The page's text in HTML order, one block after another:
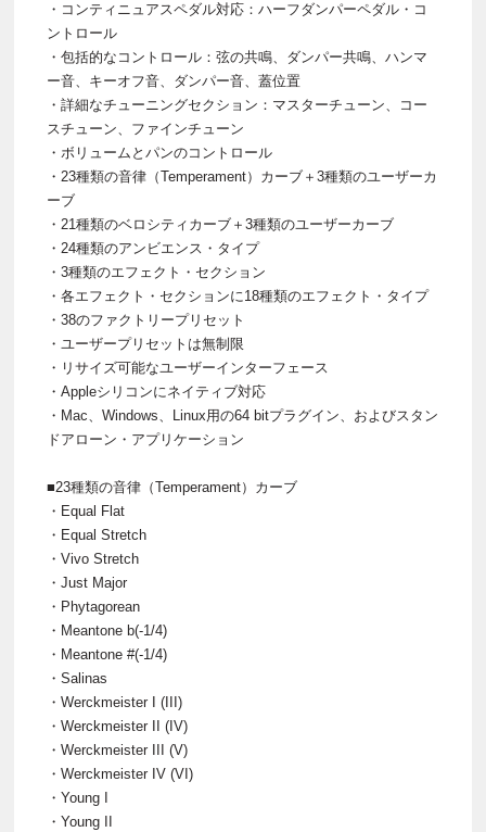
・コンティニュアスペダル対応：ハーフダンパーペダル・コ
ントロール
・包括的なコントロール：弦の共鳴、ダンパー共鳴、ハンマ
ー音、キーオフ音、ダンパー音、蓋位置
・詳細なチューニングセクション：マスターチューン、コー
スチューン、ファインチューン
・ボリュームとパンのコントロール
・23種類の音律（Temperament）カーブ＋3種類のユーザーカ
ーブ
・21種類のベロシティカーブ＋3種類のユーザーカーブ
・24種類のアンビエンス・タイプ
・3種類のエフェクト・セクション
・各エフェクト・セクションに18種類のエフェクト・タイプ
・38のファクトリープリセット
・ユーザープリセットは無制限
・リサイズ可能なユーザーインターフェース
・Appleシリコンにネイティブ対応
・Mac、Windows、Linux用の64 bitプラグイン、およびスタン
ドアローン・アプリケーション
■23種類の音律（Temperament）カーブ
・Equal Flat
・Equal Stretch
・Vivo Stretch
・Just Major
・Phytagorean
・Meantone b(-1/4)
・Meantone #(-1/4)
・Salinas
・Werckmeister I (III)
・Werckmeister II (IV)
・Werckmeister III (V)
・Werckmeister IV (VI)
・Young I
・Young II